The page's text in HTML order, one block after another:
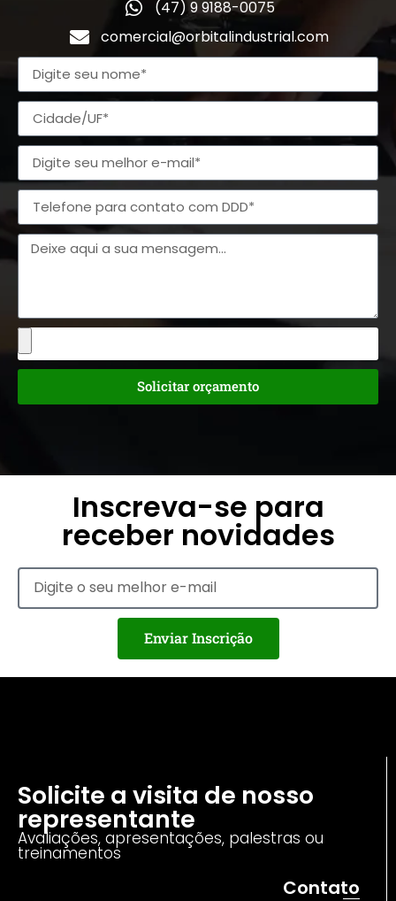
(47) 9 9188-0075
comercial@orbitalindustrial.com
Solicitar orçamento
Inscreva-se para
receber novidades
Enviar Inscrição
Solicite a visita de nosso
representante
Avaliações, apresentações, palestras ou
treinamentos
Contato